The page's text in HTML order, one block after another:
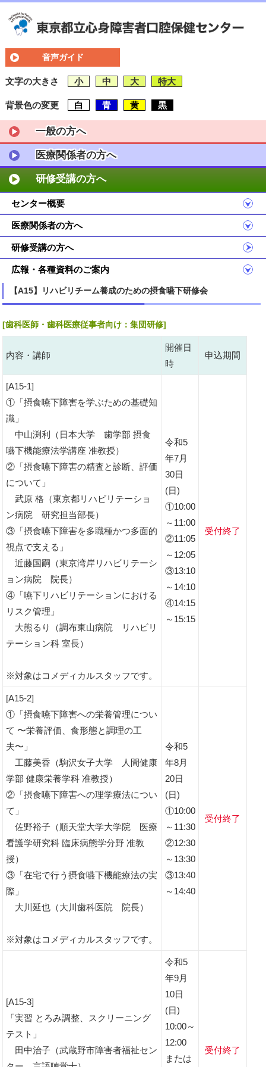
音声ガイド
文字の大きさ 小 中 大 特大
背景色の変更 白 青 黄 黒
一般の方へ
医療関係者の方へ
研修受講の方へ
センター概要
医療関係者の方へ
研修受講の方へ
広報・各種資料のご案内
【A15】リハビリチーム養成のための摂食嚥下研修会
[歯科医師・歯科医療従事者向け：集団研修]
内容・講師
開催日
時
申込期間
[A15-1]
①「摂食嚥下障害を学ぶための基礎知
識」
中山渕利（日本大学 歯学部 摂食
嚥下機能療法学講座 准教授）
②「摂食嚥下障害の精査と診断、評価
について」
武原 格（東京都リハビリテーショ
ン病院 研究担当部長）
③「摂食嚥下障害を多職種かつ多面的
視点で支える」
近藤国嗣（東京湾岸リハビリテーシ
ョン病院 院長）
④「嚥下リハビリテーションにおける
リスク管理」
大熊るり（調布東山病院 リハビリ
テーション科 室長）
※対象はコメディカルスタッフです。
令和5
年7月
30日
(日)
①10:00
～11:00
②11:05
～12:05
③13:10
～14:10
④14:15
～15:15
受付終了
[A15-2]
①「摂食嚥下障害への栄養管理につい
て 〜栄養評価、食形態と調理の工
夫〜」
工藤美香（駒沢女子大学 人間健康
学部 健康栄養学科 准教授）
②「摂食嚥下障害への理学療法につい
て」
佐野裕子（順天堂大学大学院 医療
看護学研究科 臨床病態学分野 准教
授）
③「在宅で行う摂食嚥下機能療法の実
際」
大川延也（大川歯科医院 院長）
※対象はコメディカルスタッフです。
令和5
年8月
20日
(日)
①10:00
～11:30
②12:30
～13:30
③13:40
～14:40
受付終了
[A15-3]
「実習 とろみ調整、スクリーニング
テスト」
田中治子（武蔵野市障害者福祉セン
令和5
年9月
10日
(日)
10:00～
12:00
または
受付終了